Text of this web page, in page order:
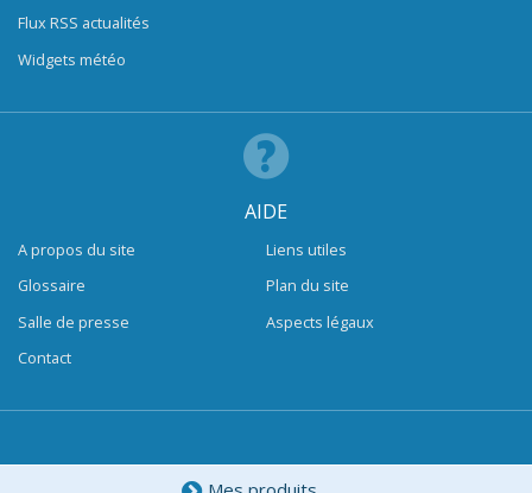
Flux RSS actualités
Widgets météo
AIDE
A propos du site
Glossaire
Salle de presse
Contact
Liens utiles
Plan du site
Aspects légaux